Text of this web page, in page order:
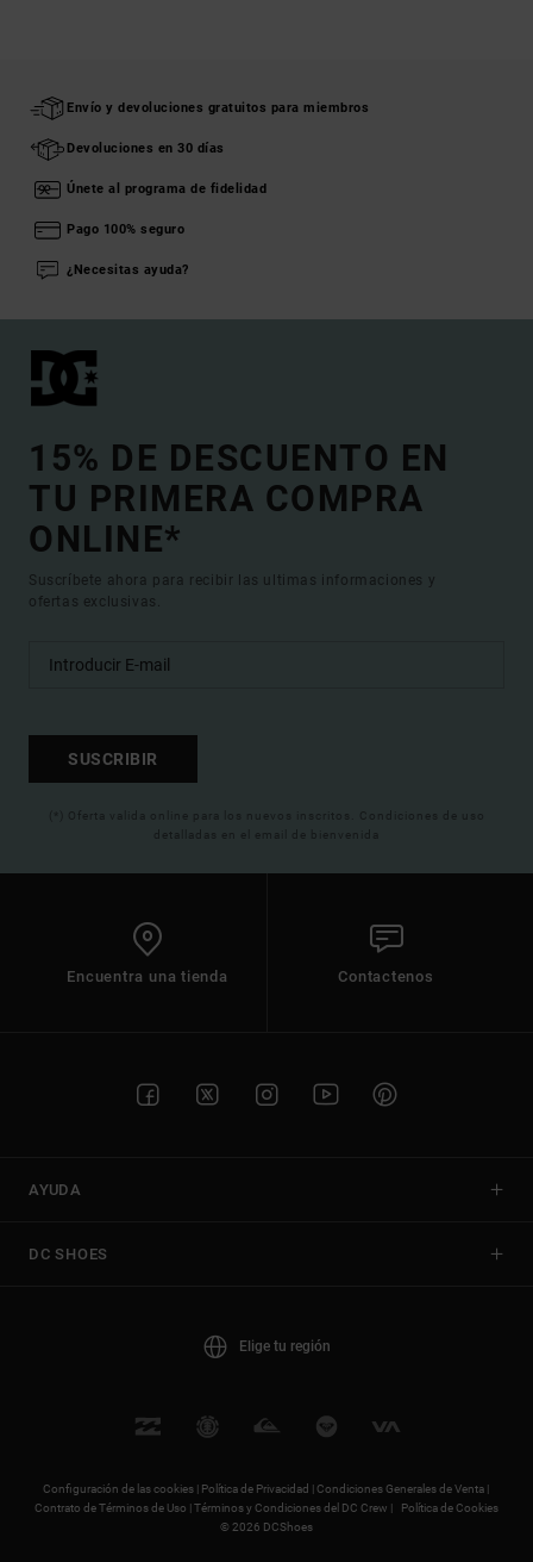
Envío y devoluciones gratuitos para miembros
Devoluciones en 30 días
Únete al programa de fidelidad
Pago 100% seguro
¿Necesitas ayuda?
15% DE DESCUENTO EN
TU PRIMERA COMPRA
ONLINE*
Suscríbete ahora para recibir las ultimas informaciones y
ofertas exclusivas.
SUSCRIBIR
(*) Oferta valida online para los nuevos inscritos. Condiciones de uso
detalladas en el email de bienvenida
Encuentra una tienda Contactenos
AYUDA
DC SHOES
Elige tu región
Configuración de las cookies | Política de Privacidad |Condiciones Generales de Venta |
Contrato de Términos de Uso |Términos y Condiciones del DC Crew |
Política de Cookies
© 2026 DCShoes